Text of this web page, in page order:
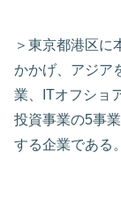
＞東京都港区に
かかげ、アジア
業、ITオフショ
投資事業の5事
する企業である